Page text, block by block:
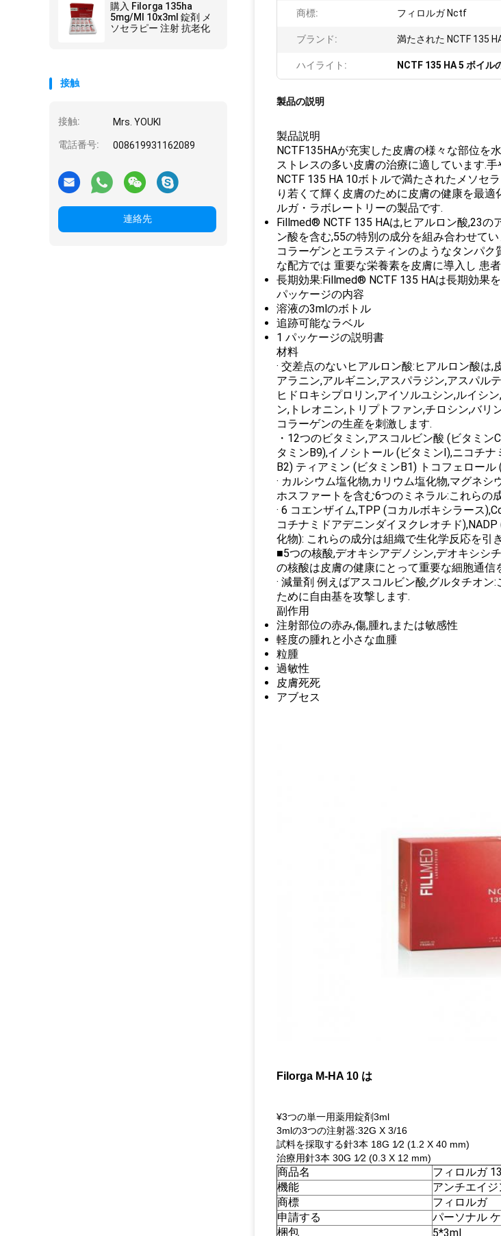
購入 Filorga 135ha
5mg/Ml 10x3ml 錠剤 メ
ソセラピー 注射 抗老化
接触
接触: Mrs. YOUKI
電話番号: 008619931162089
連絡先
商標: フィロルガ Nctf
ブランド: 満たされた NCTF 135
ハイライト: NCTF 135 HA 5 ボイル
製品の説明
製品説明
NCTF135HAが充実した皮膚の様々な部位を
ストレスの多い皮膚の治療に適しています.
NCTF 135 HA 10ボトルで満たされたメソセ
り若くて輝く皮膚のために皮膚の健康を最
ルガ・ラボレートリーの製品です.
Fillmed® NCTF 135 HAは,ヒアルロン酸,23の
ン酸を含む,55の特別の成分を組み合わせて
コラーゲンとエラスティンのようなタンパ
な配方では 重要な栄養素を皮膚に導入し 患
長期効果:Fillmed® NCTF 135 HAは長期効果
パッケージの内容
溶液の3mlのボトル
追跡可能なラベル
1 パッケージの説明書
材料
· 交差点のないヒアルロン酸:ヒアルロン酸は
アラニン,アルギニン,アスパラジン,アスパル
ヒドロキシプロリン,アイソルユシン,ルイシ
ン,トレオニン,トリプトファン,チロシン,バ
コラーゲンの生産を刺激します.
・12つのビタミン,アスコルビン酸 (ビタミ
タミンB9),イノシトール (ビタミンI),ニコチ
B2) ティアミン (ビタミンB1) トコフェロー
· カルシウム塩化物,カリウム塩化物,マグネ
ホスファートを含む6つのミネラル:これらの
· 6 コエンザイム,TPP (コカルボキシラース
コチナミドアデニンダイヌクレオチド
化物): これらの成分は組織で生化学反応を引
■5つの核酸,デオキシアデノシン,デオキシシ
の核酸は皮膚の健康にとって重要な細胞通信
· 減量剤 例えばアスコルビン酸,グルタチオ
ために自由基を攻撃します.
副作用
注射部位の赤み,傷,腫れ,または敏感性
軽度の腫れと小さな血腫
粒腫
過敏性
皮膚死死
アブセス
Filorga M-HA 10 は
¥3つの単一用薬用錠剤3ml
3mlの3つの注射器:32G X 3/16
試料を採取する針3本 18G 1⁄2 (1.2 X 40 mm)
治療用針3本 30G 1⁄2 (0.3 X 12 mm)
商品名
フィロルガ
機能
アンチエイ
商標
フィロルガ
申請する
パーソナル
梱包
5*3ml